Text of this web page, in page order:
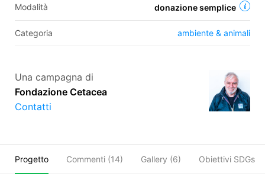
Modalità donazione semplice
Categoria ambiente & animali
Una campagna di
Fondazione Cetacea
Contatti
Progetto Commenti (14) Gallery (6) Obiettivi SDGs